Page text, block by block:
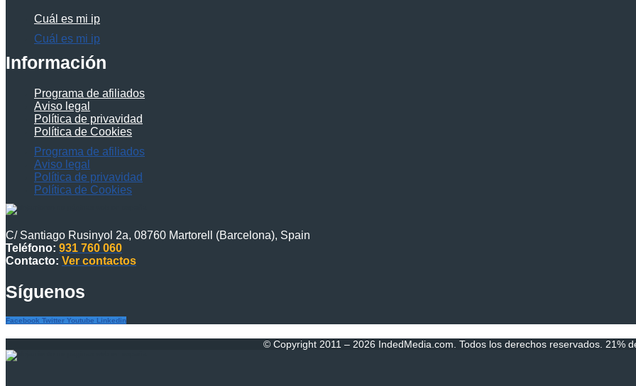
Cuál es mi ip
Cuál es mi ip
Información
Programa de afiliados
Aviso legal
Política de privavidad
Política de Cookies
Programa de afiliados
Aviso legal
Política de privavidad
Política de Cookies
C/ Santiago Rusinyol 2a, 08760 Martorell (Barcelona), Spain
Teléfono: 931 760 060
Contacto: Ver contactos
Síguenos
Facebook Twitter Youtube Linkedin
© Copyright 2011 – 2026 IndedMedia.com. Todos los derechos reservados. 21%